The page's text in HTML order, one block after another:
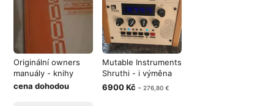
Originální owners
manuály - knihy
cena dohodou
Mutable Instruments
Shruthi - i výměna
za jin
6900 Kč ~ 276,80 €